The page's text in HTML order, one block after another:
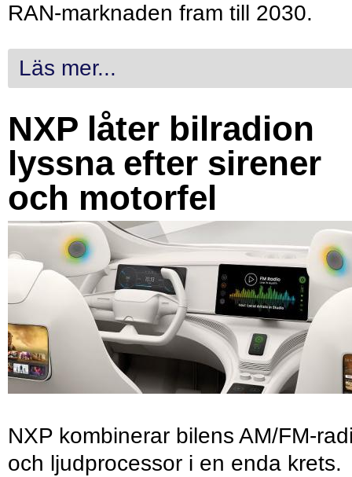
RAN-marknaden fram till 2030.
Läs mer...
NXP låter bilradion
lyssna efter sirener
och motorfel
NXP kombinerar bilens AM/FM-
och ljudprocessor i en enda krets.